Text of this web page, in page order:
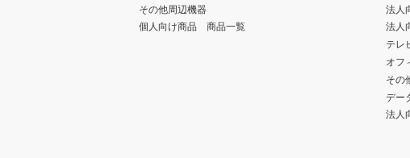
その他周辺機器
個人向け商品 商品一覧
法人
法人
テレ
オフ
その
デー
法人